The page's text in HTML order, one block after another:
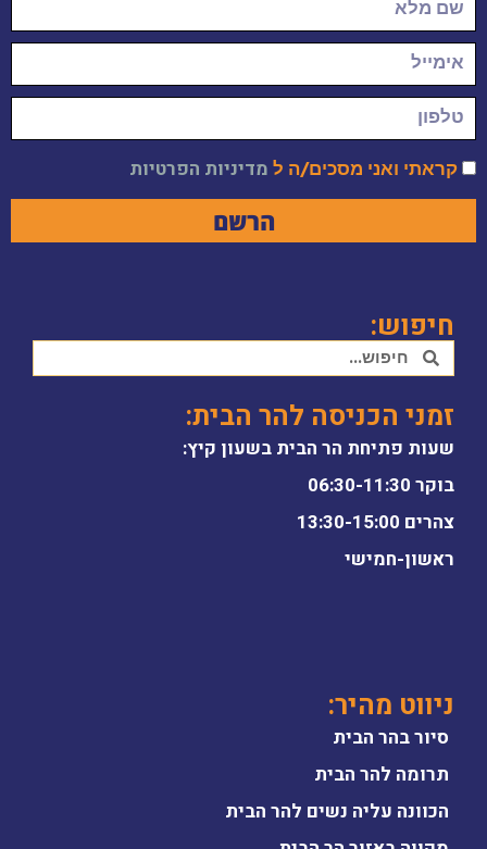
קראתי ואני מסכים/ה ל מדיניות הפרטיות
הרשם
חיפוש:
זמני הכניסה להר הבית:
שעות פתיחת הר הבית בשעון קיץ:
בוקר 06:30-11:30
צהרים 13:30-15:00
ראשון-חמישי
ניווט מהיר:
סיור בהר הבית
תרומה להר הבית
הכוונה עליה נשים להר הבית